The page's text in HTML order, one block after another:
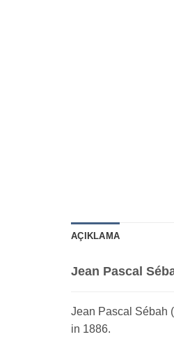
AÇIKLAMA
Jean Pascal
Jean Pascal Sébah
in 1886.